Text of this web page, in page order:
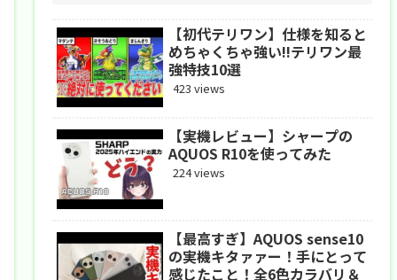
【初代テリワン】仕様を知ると
めちゃくちゃ強い!!テリワン最
強特技10選
423 views
【実機レビュー】シャープの
AQUOS R10を使ってみた
224 views
【最高すぎ】AQUOS sense10
の実機キタァァー！手にとって
感じたこと！全6色カラバリ＆